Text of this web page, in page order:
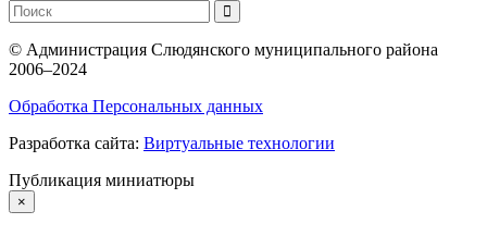
© Администрация Слюдянского муниципального района
2006–2024
Обработка Персональных данных
Разработка сайта: Виртуальные технологии
Публикация миниатюры
×